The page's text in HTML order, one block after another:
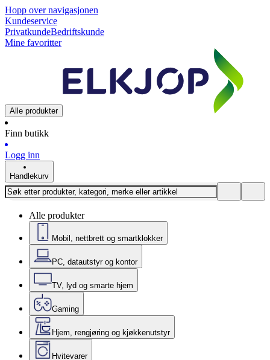
Hopp over navigasjonen
Kundeservice
PrivatkundeBedriftskunde
Mine favoritter
Alle produkter
Finn butikk
Logg inn
Handlekurv
Alle produkter
Mobil, nettbrett og smartklokker
PC, datautstyr og kontor
TV, lyd og smarte hjem
Gaming
Hjem, rengjøring og kjøkkenutstyr
Hvitevarer